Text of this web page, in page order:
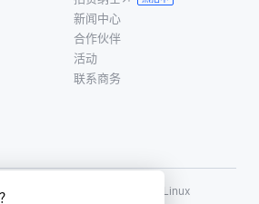
新闻中心
合作伙伴
活动
联系商务
，以及相关的开源项目名称为 Linux